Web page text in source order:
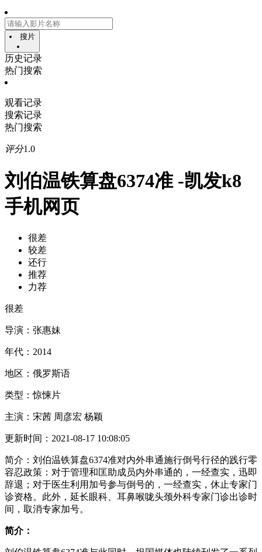
搜片
历史记录
热门搜索
观看记录
搜索记录
热门搜索
评分1.0
刘伯温铁算盘6374准 -凯发k8
手机网页
很差
较差
还行
推荐
力荐
很差
导演： 张惠妹
年代： 2014
地区： 俄罗斯语
类型：惊悚片
主演： 宋茜 周彦宏 杨颖
更新时间： 2021-08-17 10:08:05
简介： 刘伯温铁算盘6374准对内外串通施行倒号行径的践行零
容忍政策：对于管理和匡助成员内外串通的，一经查实，迅即
辞退；对于医生利用加号参与倒号的，一经查实，休止专家门
诊资格。此外，延长眼科、耳鼻喉咙头颈外科专家门诊出诊时
间，取消专家加号。
简介：